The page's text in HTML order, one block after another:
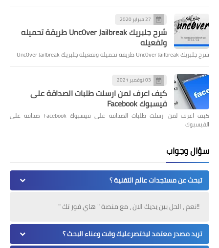
27 فبراير 2020
شرح جلبريك Unc0ver Jailbreak طريقة تحميله
وتفعيله
شرح جلبريك Unc0ver Jailbreak طريقة تحميله وتفعيله جلبريك Unc0ver Jailbreak
03 نوفمبر 2021
كيف اعرف لمن ارسلت طلبات الصداقة على
فيسبوك Facebook
كيف اعرف لمن ارسلت طلبات الصداقة على فيسبوك Facebook صداقة على
الفيسبوك
سؤال وجواب
تبحث عن مستجدات عالم التقنية ؟
!!نعم , الحل بين يديك الان ، مع منصة " هاي فور تك "
تريد مصدر معتمد ليختصرعليك وقت وعناء البحث ؟